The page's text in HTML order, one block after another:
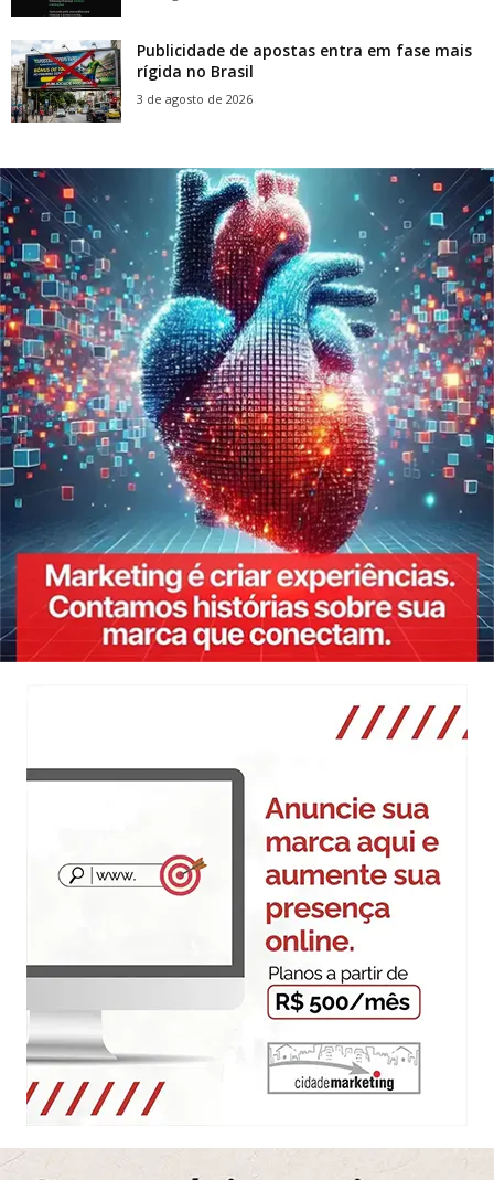
Publicidade de apostas entra em fase mais
rígida no Brasil
3 de agosto de 2026